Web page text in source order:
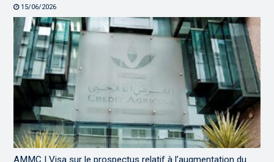
15/06/2026
AMMC | Visa sur le prospectus relatif à l’augmentation du